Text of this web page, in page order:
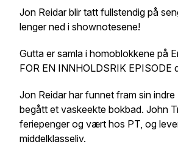
Jon Reidar blir tatt fullstendig på
lenger ned i shownotesene!
Gutta er samla i homoblokkene på
FOR EN INNHOLDSRIK EPISODE
Jon Reidar har funnet fram sin
begått et vaskeekte bokbad. John
feriepenger og vært hos PT, og
middelklasseliv.